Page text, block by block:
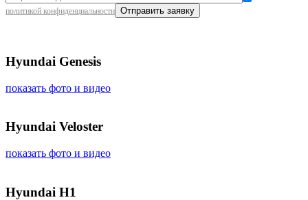
политикой конфиденциальности
Hyundai Genesis
показать фото и видео
Hyundai Veloster
показать фото и видео
Hyundai H1